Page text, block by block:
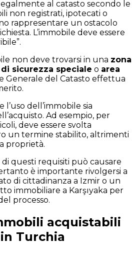
al catasto secondo le
non registrati, ipotecati o
rappresentare un ostacolo
L’immobile deve essere
non deve trovarsi in una zona
sicurezza speciale o area
Generale del Catasto effettua
dell’immobile sia
Ad esempio, per
deve essere svolta
un termine stabilito, altrimenti
proprietà.
di questi requisiti può causare
è importante rivolgersi a
di cittadinanza a Izmir o un
immobiliare a Karşıyaka per
processo.
acquistabili
Turchia